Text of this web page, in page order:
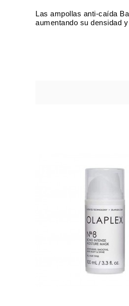
Las ampollas anti-caída
aumentando su densidad